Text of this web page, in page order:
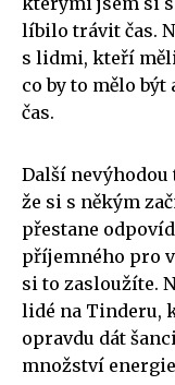
líbilo trávit čas.
s lidmi, kteří
co by to mělo
čas.
Další nevýhodou
že si s někým
přestane
příjemného pro
si to zasloužíte.
lidé na Tinderu,
opravdu dát
množství